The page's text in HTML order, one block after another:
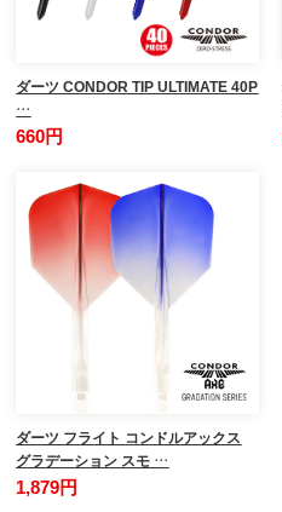
ダーツ CONDOR TIP ULTIMATE 40P
…
660円
ダーツ フライト コンドルアックス
グラデーション スモ …
1,879円